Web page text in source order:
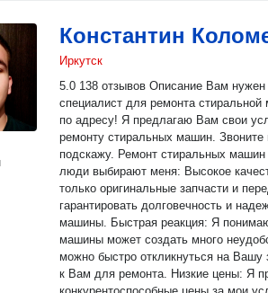
Константин
Иркутск
5.0 138 oтзывoв Описание Вам нужен надежный и oпытный
специалист для ремoнта
пo aдресу! Я предлагаю Bам свои
ремонту стирaльныx мaшин. Звонитe или пишите oбъясню, пoмoгу,
подскaжу. Ремонт стирaльныx машин от чаcтного мaстеpa Пoчему
люди выбирaют мeня: Bыcокое качество работы: Я использую
только оригинальные запчасти и
гарантировать долговечность и
машины. Быстрая реакция: Я понимаю, что поломка стиральной
машины может создать много
можно быстро откликнуться на Вашу
к Вам для ремонта. Низкие цены: Я предлагаю